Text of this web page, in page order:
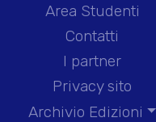
Area Studenti
Contatti
I partner
Privacy sito
Archivio Edizioni